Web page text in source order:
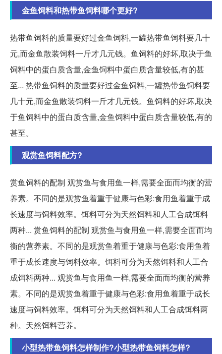
金鱼饲料和热带鱼饲料哪个更好?
热带鱼饲料的质量要好过金鱼饲料,一罐热带鱼饲料要几十
元,而金鱼散装饲料一斤才几元钱。鱼饲料的好坏,取决于鱼
饲料中的蛋白质含量,金鱼饲料中蛋白质含量较低,有的甚
至... 热带鱼饲料的质量要好过金鱼饲料,一罐热带鱼饲料要
几十元,而金鱼散装饲料一斤才几元钱。鱼饲料的好坏,取决
于鱼饲料中的蛋白质含量,金鱼饲料中蛋白质含量较低,有的
甚至。
观赏鱼饲料配方?
赏鱼饲料的配制 观赏鱼与食用鱼一样,需要全面而均衡的营
养素。不同的是观赏鱼着重于健康与色彩:食用鱼着重于成
长速度与饲料效率。饵料可分为天然饵料和人工合成饵料
两种... 赏鱼饲料的配制 观赏鱼与食用鱼一样,需要全面而均
衡的营养素。不同的是观赏鱼着重于健康与色彩:食用鱼着
重于成长速度与饲料效率。饵料可分为天然饵料和人工合
成饵料两种... 观赏鱼与食用鱼一样,需要全面而均衡的营养
素。不同的是观赏鱼着重于健康与色彩:食用鱼着重于成长
速度与饲料效率。饵料可分为天然饵料和人工合成饵料两
种。天然饵料营养。
小型热带鱼饲料怎样制作?小型热带鱼饲料怎样?